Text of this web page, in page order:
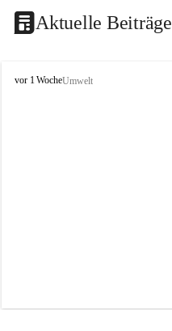
Aktuelle Beiträge
V
vor 1 WocheUmwelt